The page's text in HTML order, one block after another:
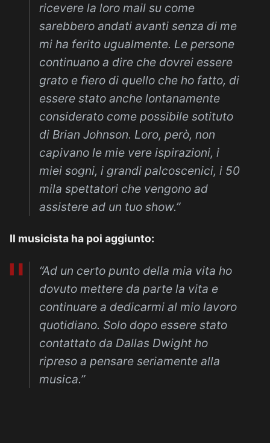
ricevere la loro mail su come
sarebbero andati avanti senza di me
mi ha ferito ugualmente. Le persone
continuano a dire che dovrei essere
grato e fiero di quello che ho fatto, di
essere stato anche lontanamente
considerato come possibile sotituto
di Brian Johnson. Loro, però, non
capivano le mie vere ispirazioni, i
miei sogni, i grandi palcoscenici, i 50
mila spettatori che vengono ad
assistere ad un tuo show.”
Il musicista ha poi aggiunto:
“Ad un certo punto della mia vita ho
dovuto mettere da parte la vita e
continuare a dedicarmi al mio lavoro
quotidiano. Solo dopo essere stato
contattato da Dallas Dwight ho
ripreso a pensare seriamente alla
musica.”